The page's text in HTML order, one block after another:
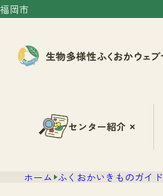
福岡市
センター紹介
ホーム ふくおかいきものガイド